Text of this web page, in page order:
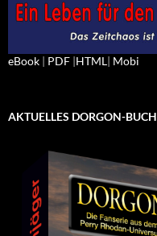
eBook | PDF |HTML| Mobi
AKTUELLES DORGON-BUCH